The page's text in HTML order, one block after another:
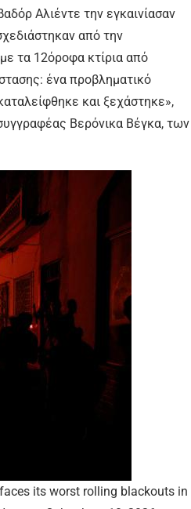
Αλιέντε την εγκαινίασαν
από την
τα 12όροφα κτίρια από
ένα προβληματικό
και ξεχάστηκε»,
Βερόνικα Βέγκα, των
its worst rolling blackouts in